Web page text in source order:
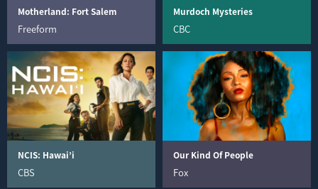
Motherland: Fort Salem
Freeform
Murdoch Mysteries
CBC
NCIS: Hawai’i
CBS
Our Kind Of People
Fox